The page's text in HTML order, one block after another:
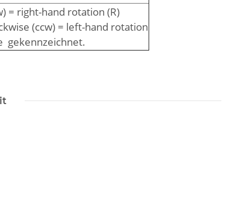
= right-hand rotation (R)
(ccw) = left-hand rotation
gekennzeichnet.